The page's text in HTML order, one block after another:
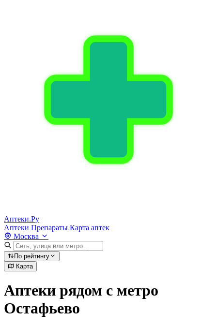
Аптеки.Ру
Аптеки Препараты Карта аптек
Москва
По рейтингу
Карта
Аптеки рядом с метро
Остафьево